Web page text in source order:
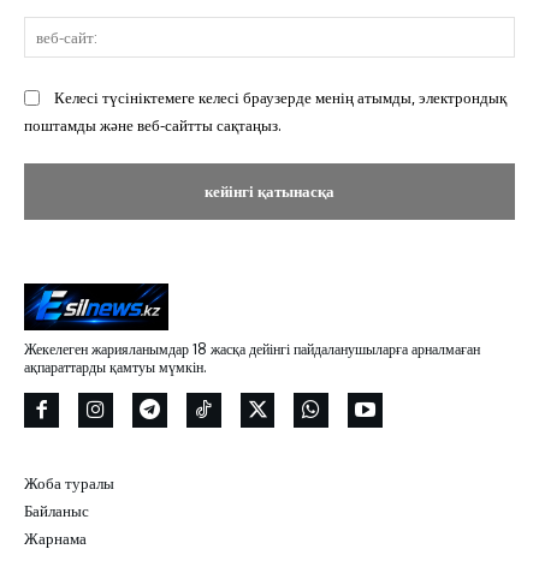
Келесі түсініктемеге келесі браузерде менің атымды, электрондық
поштамды және веб-сайтты сақтаңыз.
Жекелеген жарияланымдар 18 жасқа дейінгі пайдаланушыларға арналмаған
ақпараттарды қамтуы мүмкін.
Жоба туралы
Байланыс
Жарнама